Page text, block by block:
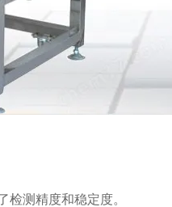
测精度和稳定度。